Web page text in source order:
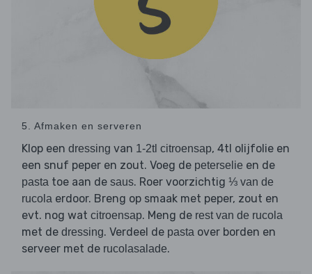
5. Afmaken en serveren
Klop een dressing van 1-2tl citroensap, 4tl olijfolie en
een snuf peper en zout. Voeg de peterselie en de
pasta toe aan de saus. Roer voorzichtig ⅓ van de
rucola erdoor. Breng op smaak met peper, zout en
evt. nog wat citroensap. Meng de rest van de rucola
met de dressing. Verdeel de pasta over borden en
serveer met de rucolasalade.